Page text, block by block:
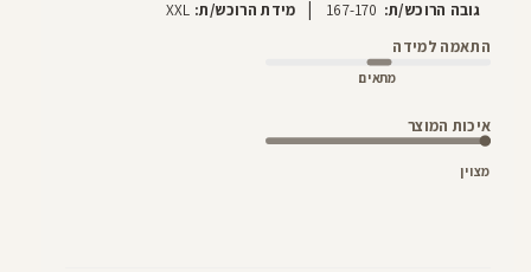
גובה הרוכש/ת: 167-170
| מידת הרוכש/ת: XXL
התאמה למידה
מתאים
איכות המוצר
מצוין